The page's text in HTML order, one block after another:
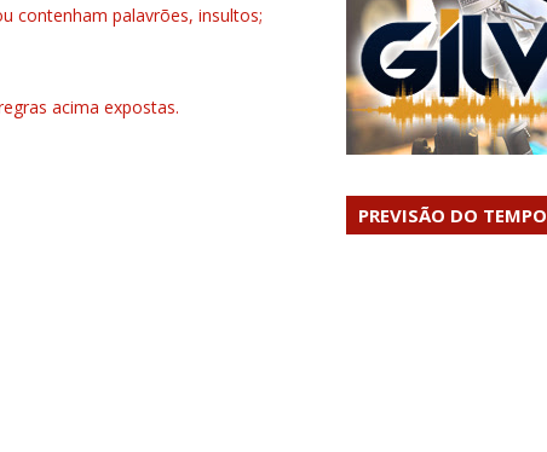
contenham palavrões, insultos;
acima expostas.
PREVISÃO DO TEMPO